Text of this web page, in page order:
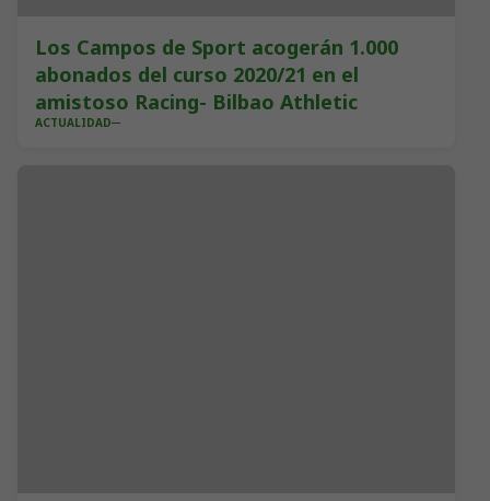
Los Campos de Sport acogerán 1.000
abonados del curso 2020/21 en el
amistoso Racing- Bilbao Athletic
ACTUALIDAD